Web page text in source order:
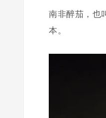
南非醉茄，也
本。